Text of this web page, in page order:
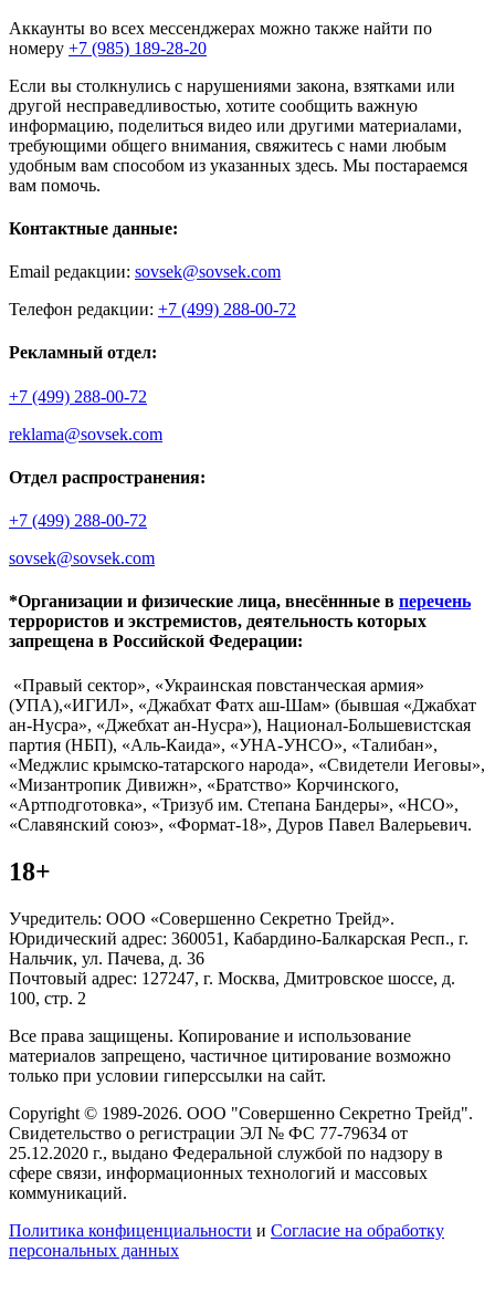
Аккаунты во всех мессенджерах можно также найти по
номеру +7 (985) 189-28-20
Если вы столкнулись с нарушениями закона, взятками или
другой несправедливостью, хотите сообщить важную
информацию, поделиться видео или другими материалами,
требующими общего внимания, свяжитесь с нами любым
удобным вам способом из указанных здесь. Мы постараемся
вам помочь.
Контактные данные:
Email редакции: sovsek@sovsek.com
Телефон редакции: +7 (499) 288-00-72
Рекламный отдел:
+7 (499) 288-00-72
reklama@sovsek.com
Отдел распространения:
+7 (499) 288-00-72
sovsek@sovsek.com
*Организации и физические лица, внесённные в перечень
террористов и экстремистов, деятельность которых
запрещена в Российской Федерации:
«Правый сектор», «Украинская повстанческая армия»
(УПА),«ИГИЛ», «Джабхат Фатх аш-Шам» (бывшая «Джабхат
ан-Нусра», «Джебхат ан-Нусра»), Национал-Большевистская
партия (НБП), «Аль-Каида», «УНА-УНСО», «Талибан»,
«Меджлис крымско-татарского народа», «Свидетели Иеговы»,
«Мизантропик Дивижн», «Братство» Корчинского,
«Артподготовка», «Тризуб им. Степана Бандеры», «НСО»,
«Славянский союз», «Формат-18», Дуров Павел Валерьевич.
18+
Учредитель: ООО «Совершенно Секретно Трейд».
Юридический адрес: 360051, Кабардино-Балкарская Респ., г.
Нальчик, ул. Пачева, д. 36
Почтовый адрес: 127247, г. Москва, Дмитровское шоссе, д.
100, стр. 2
Все права защищены. Копирование и использование
материалов запрещено, частичное цитирование возможно
только при условии гиперссылки на сайт.
Copyright © 1989-2026. ООО "Совершенно Секретно Трейд".
Свидетельство о регистрации ЭЛ № ФС 77-79634 от
25.12.2020 г., выдано Федеральной службой по надзору в
сфере связи, информационных технологий и массовых
коммуникаций.
Политика конфиценциальности и Согласие на обработку
персональных данных